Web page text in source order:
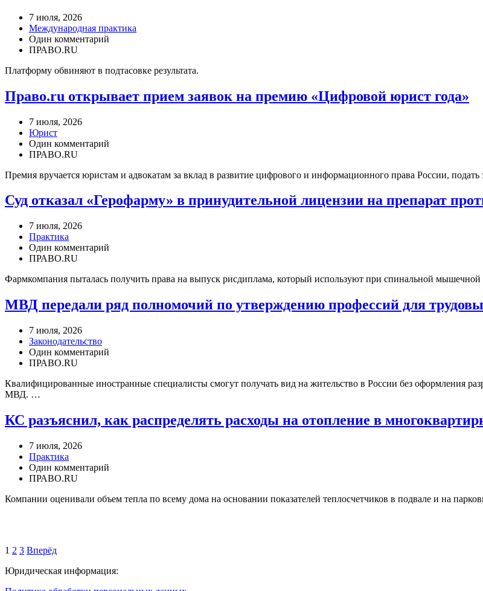
7 июля, 2026
Международная практика
Один комментарий
ПРАВО.RU
Платформу обвиняют в подтасовке результата.
Право.ru открывает прием заявок на премию «Цифровой юрист года»
7 июля, 2026
Юрист
Один комментарий
ПРАВО.RU
Премия вручается юристам и адвокатам за вклад в развитие цифрового и информационного права России,
Суд отказал «Герофарму» в принудительной лицензии на препарат
7 июля, 2026
Практика
Один комментарий
ПРАВО.RU
Фармкомпания пыталась получить права на выпуск рисдиплама, который используют при спинальной мышечной
МВД передали ряд полномочий по утверждению профессий для
7 июля, 2026
Законодательство
Один комментарий
ПРАВО.RU
Квалифицированные иностранные специалисты смогут получать вид на жительство в России без оформления
МВД. …
КС разъяснил, как распределять расходы на отопление в
7 июля, 2026
Практика
Один комментарий
ПРАВО.RU
Компании оценивали объем тепла по всему дома на основании показателей теплосчетчиков в подвале и на
1 2 3 Вперёд
Юридическая информация: